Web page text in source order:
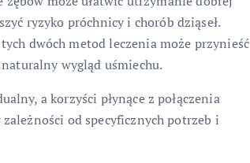
ryzyko próchnicy i chorób dziąseł.
dwóch metod leczenia może przynieść
wygląd uśmiechu.
a korzyści płynące z połączenia
od specyficznych potrzeb i